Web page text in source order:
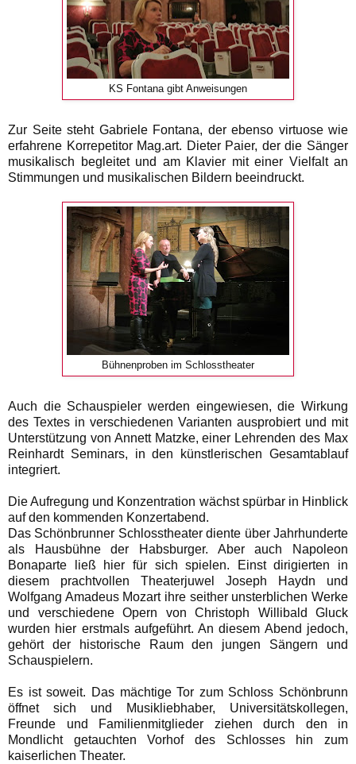
KS Fontana gibt Anweisungen
Zur Seite steht Gabriele Fontana, der ebenso virtuose wie
erfahrene Korrepetitor Mag.art. Dieter Paier, der die Sänger
musikalisch begleitet und am Klavier mit einer Vielfalt an
Stimmungen und musikalischen Bildern beeindruckt.
Bühnenproben im Schlosstheater
Auch die Schauspieler werden eingewiesen, die Wirkung
des Textes in verschiedenen Varianten ausprobiert und mit
Unterstützung von Annett Matzke, einer Lehrenden des Max
Reinhardt Seminars, in den künstlerischen Gesamtablauf
integriert.
Die Aufregung und Konzentration wächst spürbar in Hinblick
auf den kommenden Konzertabend.
Das Schönbrunner Schlosstheater diente über Jahrhunderte
als Hausbühne der Habsburger. Aber auch Napoleon
Bonaparte ließ hier für sich spielen. Einst dirigierten in
diesem prachtvollen Theaterjuwel Joseph Haydn und
Wolfgang Amadeus Mozart ihre seither unsterblichen Werke
und verschiedene Opern von Christoph Willibald Gluck
wurden hier erstmals aufgeführt. An diesem Abend jedoch,
gehört der historische Raum den jungen Sängern und
Schauspielern.
Es ist soweit. Das mächtige Tor zum Schloss Schönbrunn
öffnet sich und Musikliebhaber, Universitätskollegen,
Freunde und Familienmitglieder ziehen durch den in
Mondlicht getauchten Vorhof des Schlosses hin zum
kaiserlichen Theater.